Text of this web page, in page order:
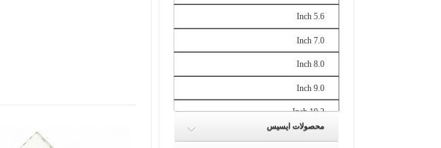
5.6 Inch
7.0 Inch
8.0 Inch
9.0 Inch
10.2 Inch
محصولات ایسیس